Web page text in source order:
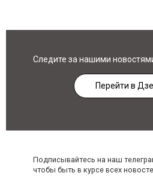
Следите за нашими
Перейти в
Подписывайтесь на наш
чтобы быть в курсе всех